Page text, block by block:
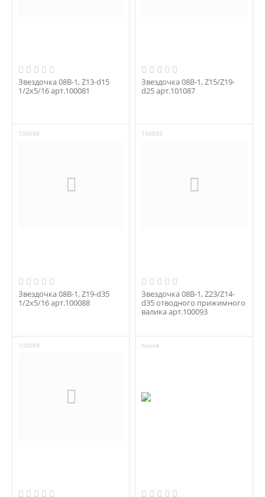
Звездочка 08B-1, Z13-d15
1/2x5/16 арт.100081
Звездочка 08B-1, Z15/Z19-
d25 арт.101087
100088
Звездочка 08B-1, Z19-d35
1/2x5/16 арт.100088
100093
Звездочка 08B-1, Z23/Z14-
d35 отводного прижимного
валика арт.100093
100089 Nock4